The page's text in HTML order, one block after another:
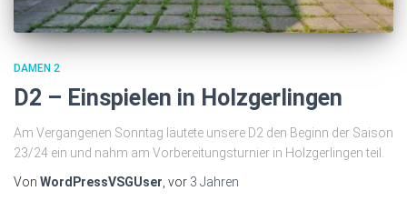
DAMEN 2
D2 – Einspielen in Holzgerlingen
Am Vergangenen Sonntag läutete unsere D2 den Beginn der Saison
23/24 ein und nahm am Vorbereitungsturnier in Holzgerlingen teil.
Von WordPressVSGUser, vor 3 Jahren